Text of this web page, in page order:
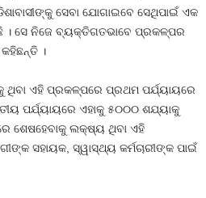
ସେବା ଯୋଗାଇବେ ସେଥିପାଇଁ ଏକ
। ସେ ନିଜେ ବ୍ୟକ୍ତିଗତଭାବେ ପ୍ରକଳ୍ପର
।
ଥିବା ଏହି ପ୍ରକଳ୍ପରେ ପ୍ରଥମ ପର୍ଯ୍ୟାୟରେ
ପର୍ଯ୍ୟାୟରେ ଏହାକୁ ୫୦୦୦ ଶଯ୍ୟାକୁ
ଶେଷହେବାକୁ ଲକ୍ଷ୍ୟ ଥିବା ଏହି
ସହାୟକ, ସ୍ୱାସ୍ଥ୍ୟ କର୍ମଚାରୀଙ୍କ ପାଇଁ